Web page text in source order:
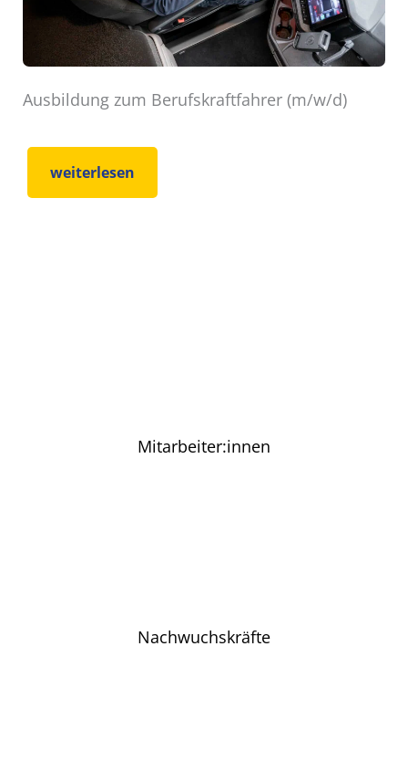
Ausbildung zum Berufskraftfahrer (m/w/d)
weiterlesen
Mitarbeiter:innen
Nachwuchskräfte